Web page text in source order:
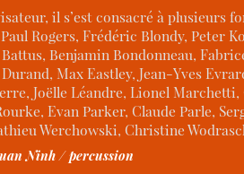
il s’est consacré à plusieurs
Rogers, Frédéric Blondy, Peter
Benjamin Bondonneau,
Max Eastley, Jean-Yves
Joëlle Léandre, Lionel
Evan Parker, Claude Parle,
Werchowski, Christine
Ninh / percussion